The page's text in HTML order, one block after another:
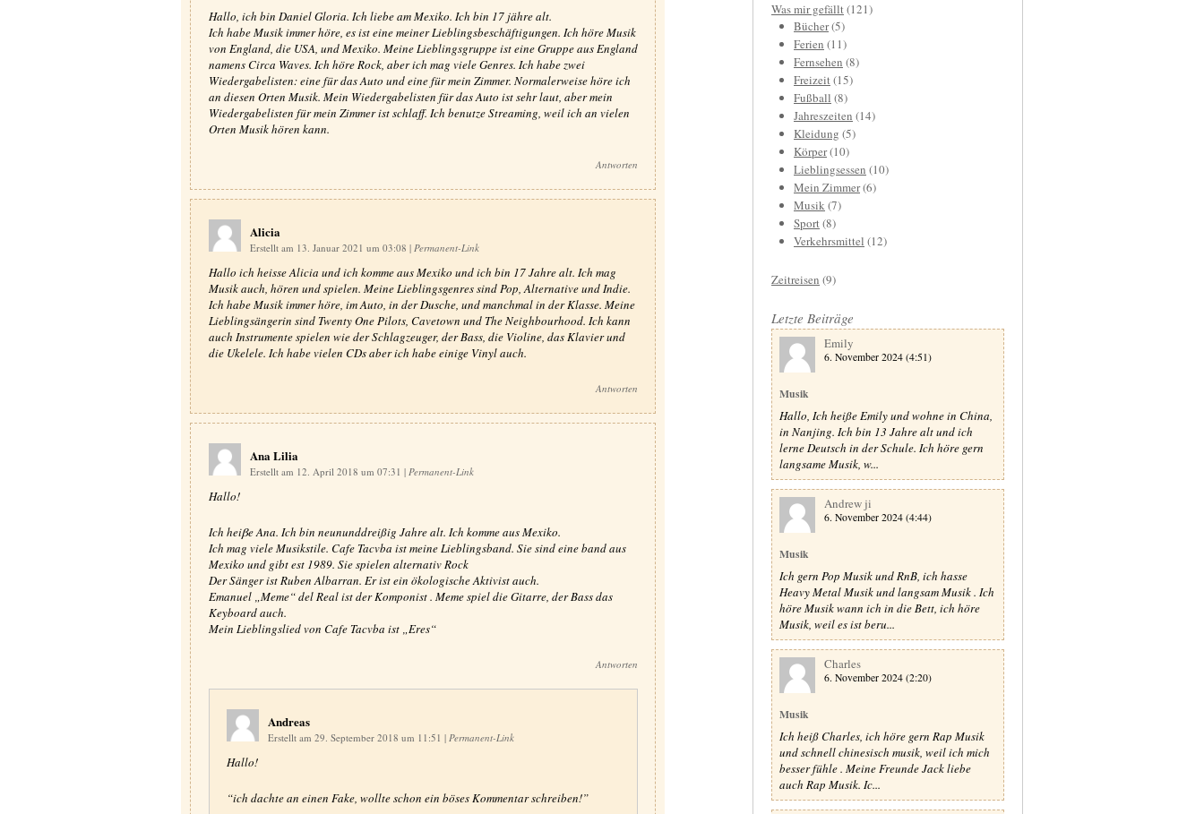
Hallo, ich bin Daniel Gloria. Ich liebe am Mexiko. Ich bin 17 jähre alt.
Ich habe Musik immer höre, es ist eine meiner Lieblingsbeschäftigungen. Ich höre Musik
von England, die USA, und Mexiko. Meine Lieblingsgruppe ist eine Gruppe aus England
namens Circa Waves. Ich höre Rock, aber ich mag viele Genres. Ich habe zwei
Wiedergabelisten: eine für das Auto und eine für mein Zimmer. Normalerweise höre ich
an diesen Orten Musik. Mein Wiedergabelisten für das Auto ist sehr laut, aber mein
Wiedergabelisten für mein Zimmer ist schlaff. Ich benutze Streaming, weil ich an vielen
Orten Musik hören kann.
Antworten
Alicia
Erstellt am 13. Januar 2021 um 03:08 | Permanent-Link
Hallo ich heisse Alicia und ich komme aus Mexiko und ich bin 17 Jahre alt. Ich mag
Musik auch, hören und spielen. Meine Lieblingsgenres sind Pop, Alternative und Indie.
Ich habe Musik immer höre, im Auto, in der Dusche, und manchmal in der Klasse. Meine
Lieblingsängerin sind Twenty One Pilots, Cavetown und The Neighbourhood. Ich kann
auch Instrumente spielen wie der Schlagzeuger, der Bass, die Violine, das Klavier und
die Ukelele. Ich habe vielen CDs aber ich habe einige Vinyl auch.
Antworten
Ana Lilia
Erstellt am 12. April 2018 um 07:31 | Permanent-Link
Hallo!
Ich heiβe Ana. Ich bin neununddreißig Jahre alt. Ich komme aus Mexiko.
Ich mag viele Musikstile. Cafe Tacvba ist meine Lieblingsband. Sie sind eine band aus
Mexiko und gibt est 1989. Sie spielen alternativ Rock
Der Sänger ist Ruben Albarran. Er ist ein ökologische Aktivist auch.
Emanuel „Meme“ del Real ist der Komponist . Meme spiel die Gitarre, der Bass das
Keyboard auch.
Mein Lieblingslied von Cafe Tacvba ist „Eres“
Antworten
Andreas
Erstellt am 29. September 2018 um 11:51 | Permanent-Link
Hallo!
“ich dachte an einen Fake, wollte schon ein böses Kommentar schreiben!”
Was mir gefällt(121)
Bücher(5)
Ferien (11)
Fernsehen (8)
Freizeit(15)
Fußball (8)
Jahreszeiten (14)
Kleidung (5)
Körper(10)
Lieblingsessen (10)
Mein Zimmer(6)
Musik(7)
Sport(8)
Verkehrsmittel (12)
Zeitreisen (9)
Letzte Beiträge
Emily
6. November 2024 (4:51)
Musik
Hallo, Ich heiße Emily und wohne in China,
in Nanjing. Ich bin 13 Jahre alt und ich
lerne Deutsch in der Schule. Ich höre gern
langsame Musik, w...
Andrew ji
6. November 2024 (4:44)
Musik
Ich gern Pop Musik und RnB, ich hasse
Heavy Metal Musik und langsam Musik . Ich
höre Musik wann ich in die Bett, ich höre
Musik, weil es ist beru...
Charles
6. November 2024 (2:20)
Musik
Ich heiß Charles, ich höre gern Rap Musik
und schnell chinesisch musik, weil ich mich
besser fühle . Meine Freunde Jack liebe
auch Rap Musik. Ic...